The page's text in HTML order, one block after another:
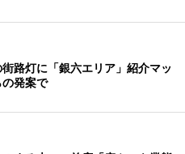
路灯に「銀六エリア」紹介マッ
発案で